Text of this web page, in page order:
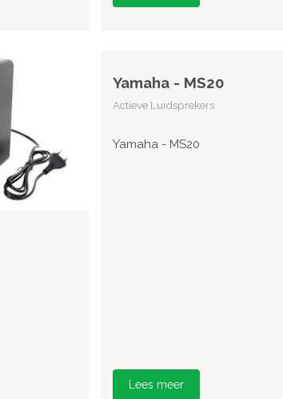
Yamaha - MS20
Actieve Luidsprekers
Yamaha - MS20
Lees meer